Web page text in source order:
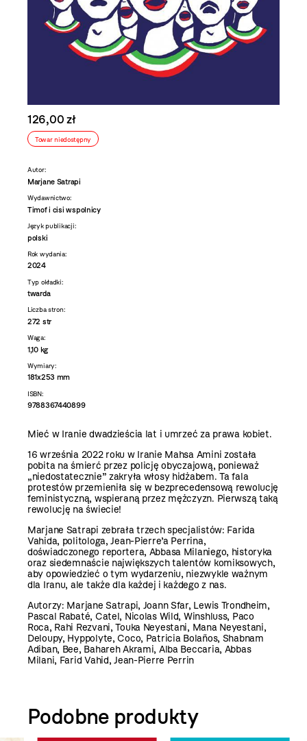
126,00 zł
Towar niedostępny
Autor:
Marjane Satrapi
Wydawnictwo:
Timof i cisi wspolnicy
Język publikacji:
polski
Rok wydania:
2024
Typ okładki:
twarda
Liczba stron:
272 str
Waga:
1,10 kg
Wymiary:
181x253 mm
ISBN:
9788367440899
Mieć w Iranie dwadzieścia lat i umrzeć za prawa kobiet.
16 września 2022 roku w Iranie Mahsa Amini została
pobita na śmierć przez policję obyczajową, ponieważ
„niedostatecznie” zakryła włosy hidżabem. Ta fala
protestów przemieniła się w bezprecedensową rewolucję
feministyczną, wspieraną przez mężczyzn. Pierwszą taką
rewolucję na świecie!
Marjane Satrapi zebrała trzech specjalistów: Farida
Vahida, politologa, Jean-Pierre’a Perrina,
doświadczonego reportera, Abbasa Milaniego, historyka
oraz siedemnaście największych talentów komiksowych,
aby opowiedzieć o tym wydarzeniu, niezwykle ważnym
dla Iranu, ale także dla każdej i każdego z nas.
Autorzy: Marjane Satrapi, Joann Sfar, Lewis Trondheim,
Pascal Rabaté, Catel, Nicolas Wild, Winshluss, Paco
Roca, Rahi Rezvani, Touka Neyestani, Mana Neyestani,
Deloupy, Hyppolyte, Coco, Patricia Bolaños, Shabnam
Adiban, Bee, Bahareh Akrami, Alba Beccaria, Abbas
Milani, Farid Vahid, Jean-Pierre Perrin
Podobne produkty